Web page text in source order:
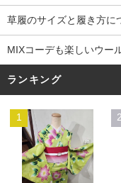
草履のサイズと履き方に
MIXコーデも楽しいウー
ランキング
1 2